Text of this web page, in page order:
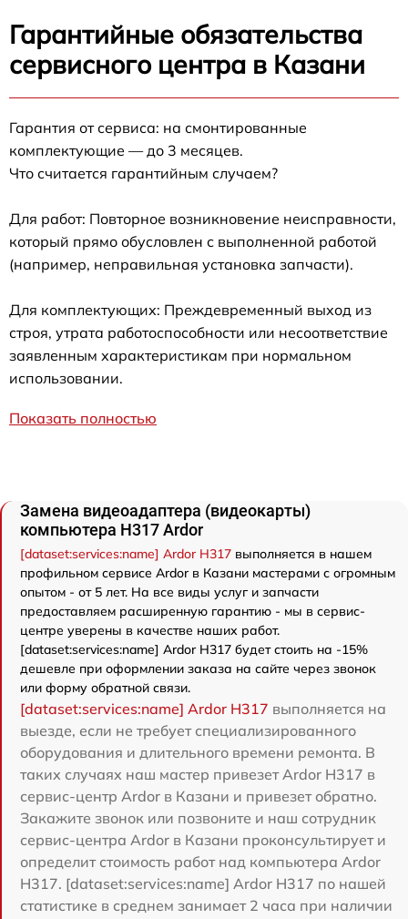
Гарантийные обязательства
сервисного центра в Казани
Гарантия от сервиса: на смонтированные
комплектующие — до 3 месяцев.
Что считается гарантийным случаем?
Для работ: Повторное возникновение неисправности,
который прямо обусловлен с выполненной работой
(например, неправильная установка запчасти).
Для комплектующих: Преждевременный выход из
строя, утрата работоспособности или несоответствие
заявленным характеристикам при нормальном
использовании.
Показать полностью
Замена видеоадаптера (видеокарты)
компьютера H317 Ardor
[dataset:services:name] Ardor H317 выполняется в нашем
профильном сервисе Ardor в Казани мастерами с огромным
опытом - от 5 лет. На все виды услуг и запчасти
предоставляем расширенную гарантию - мы в сервис-
центре уверены в качестве наших работ.
[dataset:services:name] Ardor H317 будет стоить на -15%
дешевле при оформлении заказа на сайте через звонок
или форму обратной связи.
[dataset:services:name] Ardor H317 выполняется на
выезде, если не требует специализированного
оборудования и длительного времени ремонта. В
таких случаях наш мастер привезет Ardor H317 в
сервис-центр Ardor в Казани и привезет обратно.
Закажите звонок или позвоните и наш сотрудник
сервис-центра Ardor в Казани проконсультирует и
определит стоимость работ над компьютера Ardor
H317. [dataset:services:name] Ardor H317 по нашей
статистике в среднем занимает 2 часа при наличии